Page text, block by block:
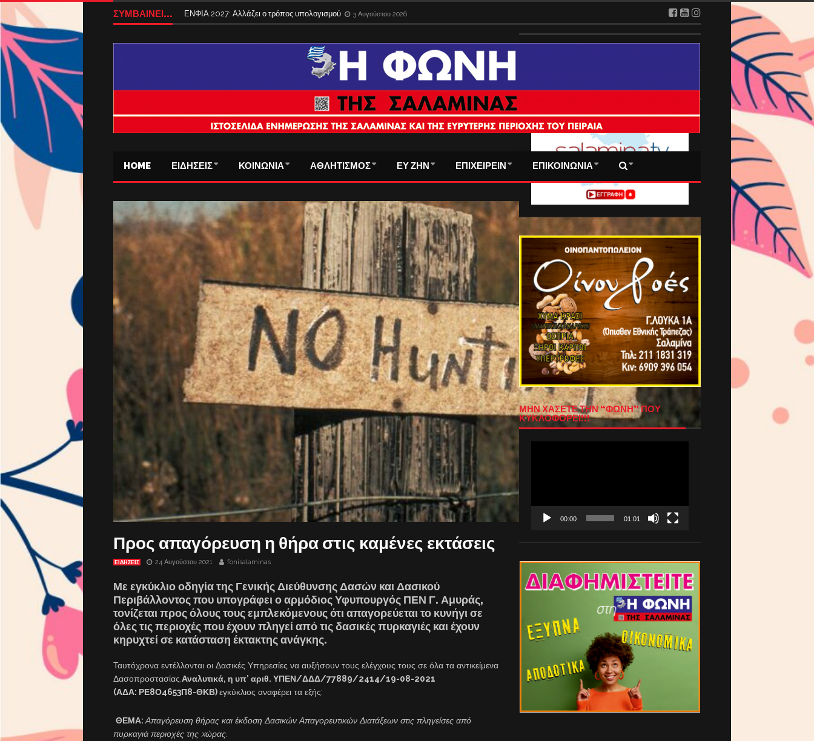
ΣΥΜΒΑΙΝΕΙ... ΕΝΦΙΑ 2027: Αλλάζει ο τρόπος υπολογισμού 3 Αυγούστου 2026
HOME ΕΙΔΗΣΕΙΣ ΚΟΙΝΩΝΙΑ ΑΘΛΗΤΙΣΜΟΣ ΕΥ ΖΗΝ ΕΠΙΧΕΙΡΕΙΝ ΕΠΙΚΟΙΝΩΝΙΑ
Προς απαγόρευση η θήρα στις καμένες εκτάσεις
ΕΙΔΗΣΕΙΣ 24 Αυγούστου 2021 fonisalaminas
Με εγκύκλιο οδηγία της Γενικής Διεύθυνσης Δασών και Δασικού
Περιβάλλοντος που υπογράφει ο αρμόδιος Υφυπουργός ΠΕΝ Γ. Αμυράς,
τονίζεται προς όλους τους εμπλεκόμενους ότι απαγορεύεται το κυνήγι σε
όλες τις περιοχές που έχουν πληγεί από τις δασικές πυρκαγιές και έχουν
κηρυχτεί σε κατάσταση έκτακτης ανάγκης.
Ταυτόχρονα εντέλλονται οι Δασικές Υπηρεσίες να αυξήσουν τους ελέγχους τους σε όλα τα αντικείμενα
Δασοπροστασίας.Αναλυτικά, η υπ’ αριθ. ΥΠΕΝ/ΔΔΔ/77889/2414/19-08-2021
(ΑΔΑ: ΡΕ8Ο4653Π8-ΘΚΒ)εγκύκλιος αναφέρει τα εξής:
ΘΕΜΑ:Απαγόρευση θήρας και έκδοση Δασικών Απαγορευτικών Διατάξεων στις πληγείσες από
πυρκαγιά περιοχές της xώρας.
ΜΗΝ ΧΑΣΕΤΕ ΤΗΝ “ΦΩΝΗ” ΠΟΥ
ΚΥΚΛΟΦΟΡΕΙ!!!
00:00 01:01